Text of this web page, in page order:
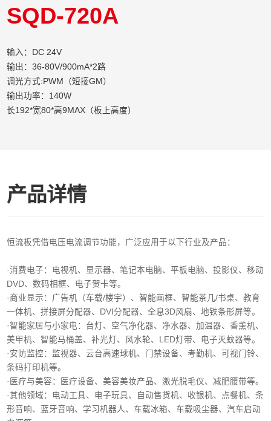
SQD-720A
输入：DC 24V
输出：36-80V/900mA*2路
调光方式:PWM（短接GM）
输出功率：140W
长192*宽80*高9MAX（板上高度）
产品详情
恒流板凭借电压电流调节功能，广泛应用于以下行业及产品：
·消费电子‌：电视机、显示器、笔记本电脑、平板电脑、投影仪、移动
DVD、数码相框、电子贺卡等。
·商业显示‌：广告机（车载/楼宇）、智能画框、智能茶几/书桌、教育
一体机、拼接屏分配器、DVI分配器、全息3D风扇、地铁条形屏等。
·智能家居与小家电‌：台灯、空气净化器、净水器、加温器、香薰机、
美甲机、智能马桶盖、补光灯、风水轮、LED灯带、电子灭蚊器等。
‌·安防监控‌：监视器、云台高速球机、门禁设备、考勤机、可视门铃、
条码打印机等。
·医疗与美容‌：医疗设备、美容美妆产品、激光脱毛仪、减肥腰带等。
‌·其他领域‌：电动工具、电子玩具、自动售货机、收银机、点餐机、条
形音响、蓝牙音响、学习机器人、车载冰箱、车载吸尘器、汽车启动